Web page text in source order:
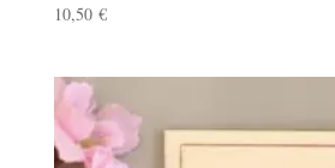
10,50 €